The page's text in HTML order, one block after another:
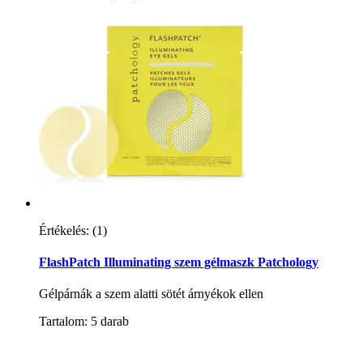
Értékelés: (1)
FlashPatch Illuminating szem gélmaszk Patchology
Gélpárnák a szem alatti sötét árnyékok ellen
Tartalom: 5 darab